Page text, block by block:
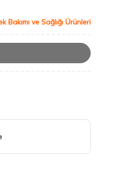
Bakımı ve Sağlığı Ürünleri